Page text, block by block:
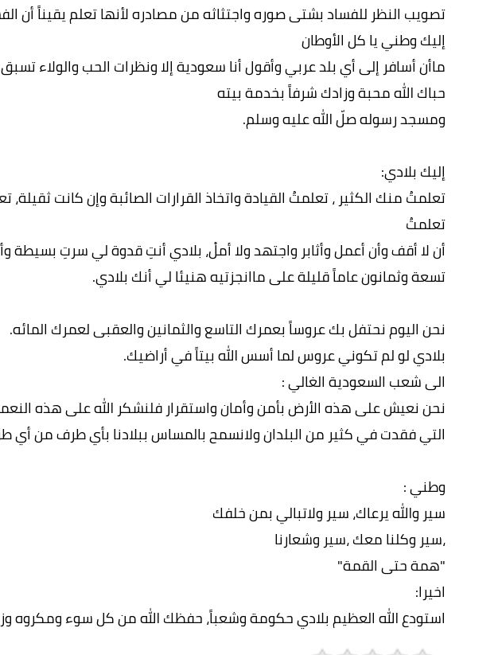
تصويب النظر للفساد بشتى صوره واجتثاثه من مصادره لأنها تعلم يقيناً أن
إليك وطني يا كل الأوطان
ماأن أسافر إلى أي بلد عربي وأقول أنا سعودية إلا ونظرات الحب والولاء
حباك الله محبة وزادك شرفاً بخدمة بيته
ومسجد رسوله صلّ الله عليه وسلم.
إليك بلادي:
تعلمتُ منك الكثير ، تعلمتُ القيادة واتخاذ القرارات الصائبة وإن كانت ثقيلة،
تعلمتُ
أن لا أقف وأن أعمل وأثابر واجتهد ولا أملْ، بلادي أنتِ قدوة لي سرتِ
تسعة وثمانون عاماً قليلة على ماانجزتيه هنيئا لي أنك بلادي.
نحن اليوم نحتفل بك عروساً بعمرك التاسع والثمانين والعقبى لعمرك المائه.
بلادي لو لم تكوني عروس لما أسس الله بيتاً في أراضيك.
الى شعب السعودية الغالي :
نحن نعيش على هذه الأرض بأمن وأمان واستقرار فلنشكر الله على هذه
التي فقدت في كثير من البلدان ولانسمح بالمساس ببلادنا بأي طرف من أي
وطني :
سير والله يرعاك، سير ولاتبالي بمن خلفك
،سير وكلنا معك ،سير وشعارنا
"همة حتى القمة"
اخيرا:
استودع الله العظيم بلادي حكومة وشعباً، حفظك الله من كل سوء ومكروه